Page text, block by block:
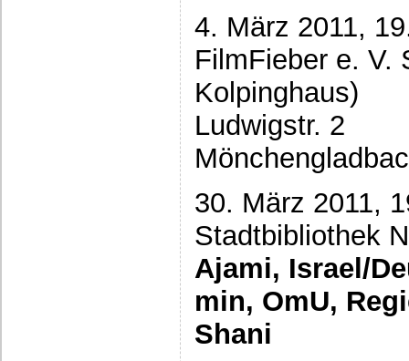
4. März 2011,
FilmFieber e. V.
Kolpinghaus)
Ludwigstr. 2
30. März 2011,
Stadtbibliothek
Ajami, Israel/
min, OmU,
Shani